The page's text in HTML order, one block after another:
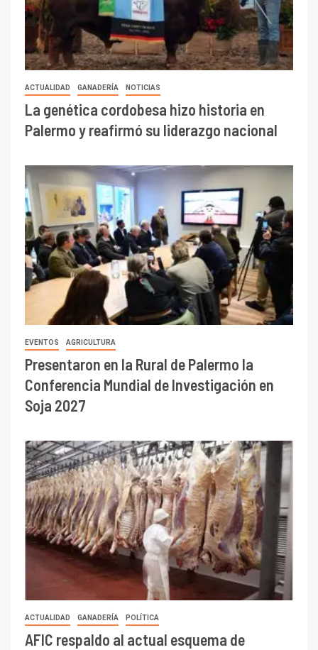
ACTUALIDAD GANADERÍA NOTICIAS
La genética cordobesa hizo historia en
Palermo y reafirmó su liderazgo nacional
EVENTOS AGRICULTURA
Presentaron en la Rural de Palermo la
Conferencia Mundial de Investigación en
Soja 2027
ACTUALIDAD GANADERÍA POLÍTICA
AFIC respaldo al actual esquema de